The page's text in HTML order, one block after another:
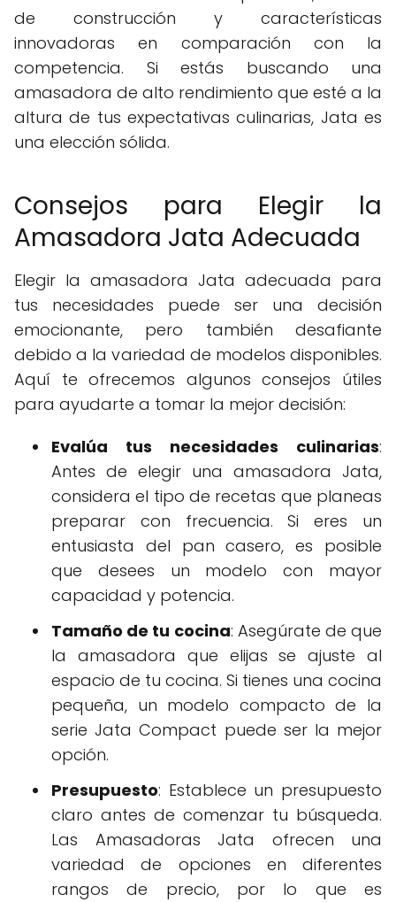
de construcción y características
innovadoras en comparación con la
competencia. Si estás buscando una
amasadora de alto rendimiento que esté a la
altura de tus expectativas culinarias, Jata es
una elección sólida.
Consejos para Elegir la
Amasadora Jata Adecuada
Elegir la amasadora Jata adecuada para
tus necesidades puede ser una decisión
emocionante, pero también desafiante
debido a la variedad de modelos disponibles.
Aquí te ofrecemos algunos consejos útiles
para ayudarte a tomar la mejor decisión:
Evalúa tus necesidades culinarias:
Antes de elegir una amasadora Jata,
considera el tipo de recetas que planeas
preparar con frecuencia. Si eres un
entusiasta del pan casero, es posible
que desees un modelo con mayor
capacidad y potencia.
Tamaño de tu cocina: Asegúrate de que
la amasadora que elijas se ajuste al
espacio de tu cocina. Si tienes una cocina
pequeña, un modelo compacto de la
serie Jata Compact puede ser la mejor
opción.
Presupuesto: Establece un presupuesto
claro antes de comenzar tu búsqueda.
Las Amasadoras Jata ofrecen una
variedad de opciones en diferentes
rangos de precio, por lo que es